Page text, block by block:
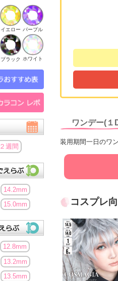
イエロー パープル
ブラック ホワイト
２週間
14.2mm
15.0mm
12.8mm
13.2mm
13.5mm
ワンデー(１
装用期間一日のワ
コスプレ